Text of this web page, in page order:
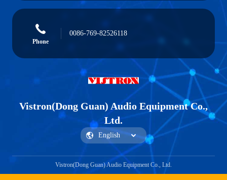
Phone
0086-769-82526118
Vistron(Dong Guan) Audio Equipment Co.,
Ltd.
Vistron(Dong Guan) Audio Equipment Co., Ltd.